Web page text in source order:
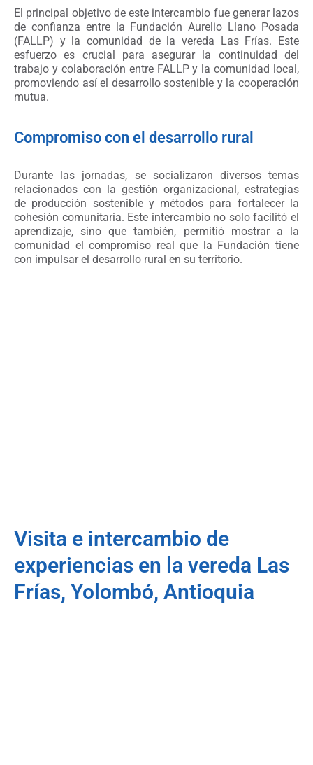
El principal objetivo de este intercambio fue generar lazos
de confianza entre la Fundación Aurelio Llano Posada
(FALLP) y la comunidad de la vereda Las Frías. Este
esfuerzo es crucial para asegurar la continuidad del
trabajo y colaboración entre FALLP y la comunidad local,
promoviendo así el desarrollo sostenible y la cooperación
mutua.
Compromiso con el desarrollo rural
Durante las jornadas, se socializaron diversos temas
relacionados con la gestión organizacional, estrategias
de producción sostenible y métodos para fortalecer la
cohesión comunitaria. Este intercambio no solo facilitó el
aprendizaje, sino que también, permitió mostrar a la
comunidad el compromiso real que la Fundación tiene
con impulsar el desarrollo rural en su territorio.
Visita e intercambio de
experiencias en la vereda Las
Frías, Yolombó, Antioquia